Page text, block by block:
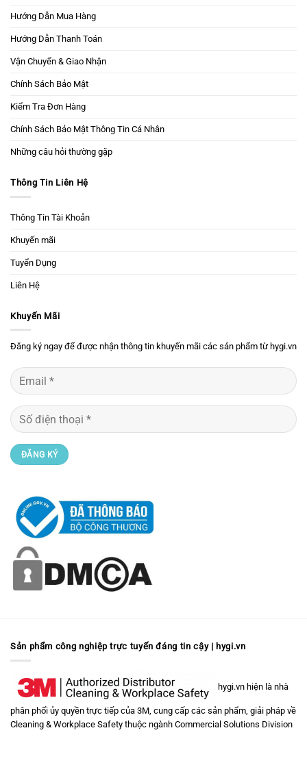
Hướng Dẫn Mua Hàng
Hướng Dẫn Thanh Toán
Vận Chuyển & Giao Nhận
Chính Sách Bảo Mật
Kiểm Tra Đơn Hàng
Chính Sách Bảo Mật Thông Tin Cá Nhân
Những câu hỏi thường gặp
Thông Tin Liên Hệ
Thông Tin Tài Khoản
Khuyến mãi
Tuyển Dụng
Liên Hệ
Khuyến Mãi
Đăng ký ngay để được nhận thông tin khuyến mãi các sản phẩm từ hygi.vn
Sản phẩm công nghiệp trực tuyến đáng tin cậy | hygi.vn
hygi.vn hiện là nhà
phân phối ủy quyền trực tiếp của 3M, cung cấp các sản phẩm, giải pháp về
Cleaning & Workplace Safety thuộc ngành Commercial Solutions Division